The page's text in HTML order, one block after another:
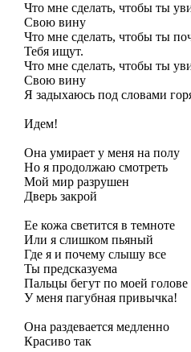
Что мне сделать, чтобы ты
Свою вину
Что мне сделать, чтобы ты
Тебя ищут.
Что мне сделать, чтобы ты
Свою вину
Я задыхаюсь под словами
Идем!
Она умирает у меня на полу
Но я продолжаю смотреть
Мой мир разрушен
Дверь закрой
Ее кожа светится в темноте
Или я слишком пьяный
Где я и почему слышу все
Ты предсказуема
Пальцы бегут по моей голове
У меня пагубная привычка!
Она раздевается медленно
Красиво так